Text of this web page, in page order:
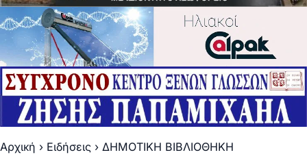
Αρχική › Ειδήσεις › ΔΗΜΟΤΙΚΗ ΒΙΒΛΙΟΘΗΚΗ